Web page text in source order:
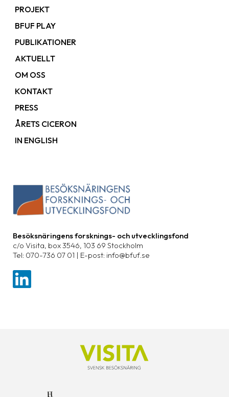
Besöksnäringens forsknings- och utvecklingsfond
c/o Visita, box 3546, 103 69 Stockholm
Tel: 070-736 07 01 | E-post: info@bfuf.se
PROJEKT
BFUF PLAY
PUBLIKATIONER
AKTUELLT
OM OSS
KONTAKT
PRESS
ÅRETS CICERON
IN ENGLISH